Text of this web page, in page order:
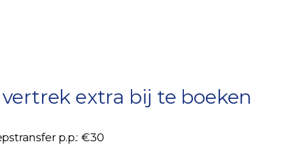
extra bij te boeken
p.p.: €30